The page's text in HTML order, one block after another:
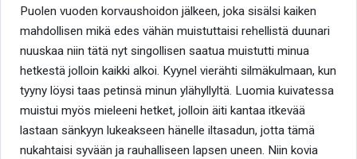
Puolen vuoden korvaushoidon jälkeen, joka sisälsi kaiken
mahdollisen mikä edes vähän muistuttaisi rehellistä duunari
nuuskaa niin tätä nyt singollisen saatua muistutti minua
hetkestä jolloin kaikki alkoi. Kyynel vierähti silmäkulmaan, kun
tyyny löysi taas petinsä minun ylähyllyltä. Luomia kuivatessa
muistui myös mieleeni hetket, jolloin äiti kantaa itkevää
lastaan sänkyyn lukeakseen hänelle iltasadun, jotta tämä
nukahtaisi syvään ja rauhalliseen lapsen uneen. Niin kovia